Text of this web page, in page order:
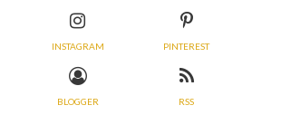
INSTAGRAM PINTEREST
BLOGGER RSS